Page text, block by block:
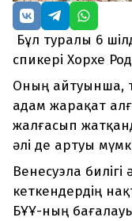
Бұл туралы 6
спикері Хорхе
Оның айтуынша,
адам жарақат
жалғасып
әлі де артуы
Венесуэла
кеткендердің
БҰҰ-ның